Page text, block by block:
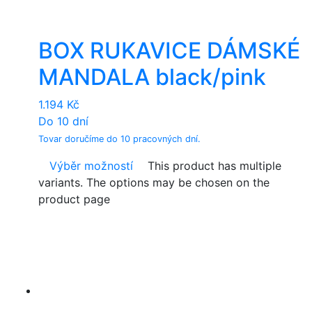
BOX RUKAVICE DÁMSKÉ
MANDALA black/pink
1.194 Kč
Do 10 dní
Tovar doručíme do 10 pracovných dní.
Výběr možností
This product has multiple
variants. The options may be chosen on the
product page